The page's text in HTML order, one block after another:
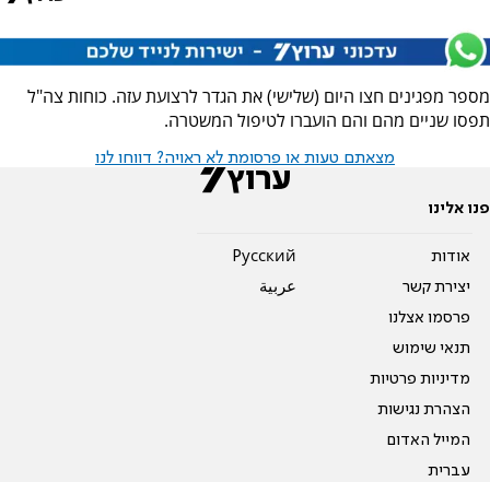
מספר מפגינים חצו היום (שלישי) את הגדר לרצועת עזה. כוחות צה"ל
תפסו שניים מהם והם הועברו לטיפול המשטרה.
מצאתם טעות או פרסומת לא ראויה? דווחו לנו
פנו אלינו
אודות
יצירת קשר
פרסמו אצלנו
תנאי שימוש
מדיניות פרטיות
הצהרת נגישות
המייל האדום
עברית
Pусский
عربية